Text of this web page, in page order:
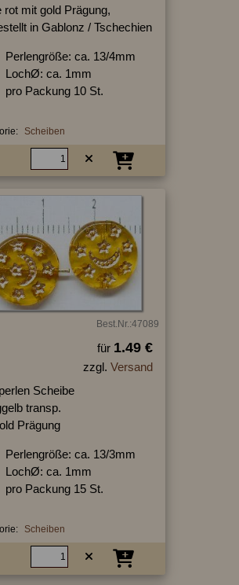
rot mit gold Prägung,
in Gablonz / Tschechien
Perlengröße: ca. 13/4mm
LochØ: ca. 1mm
pro Packung 10 St.
Scheiben
Best.Nr.:47089
für 1.49 €
zzgl. Versand
Scheibe
transp.
Prägung
Perlengröße: ca. 13/3mm
LochØ: ca. 1mm
pro Packung 15 St.
Scheiben